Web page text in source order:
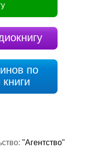
по
"Агентство"